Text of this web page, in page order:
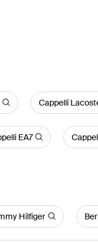
Cappelli
EA7
Hilfiger